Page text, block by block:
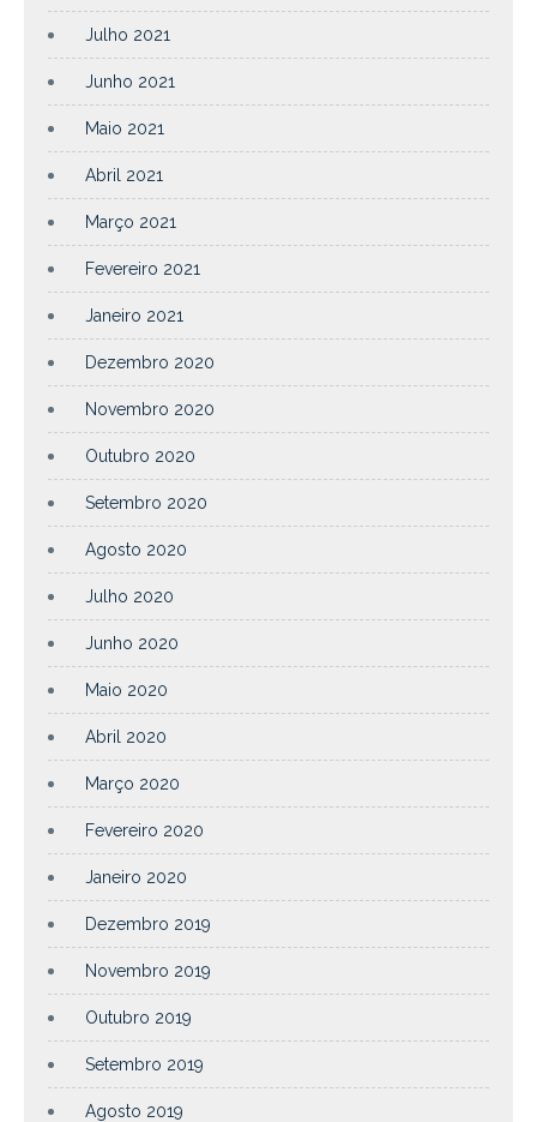
Julho 2021
Junho 2021
Maio 2021
Abril 2021
Março 2021
Fevereiro 2021
Janeiro 2021
Dezembro 2020
Novembro 2020
Outubro 2020
Setembro 2020
Agosto 2020
Julho 2020
Junho 2020
Maio 2020
Abril 2020
Março 2020
Fevereiro 2020
Janeiro 2020
Dezembro 2019
Novembro 2019
Outubro 2019
Setembro 2019
Agosto 2019